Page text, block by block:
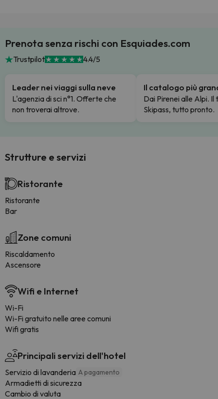
Prenota senza rischi con Esquiades.com
Trustpilot 4.4/5
Leader nei viaggi sulla neve
L'agenzia di sci n°1. Offerte che
non troverai altrove.
Il catalogo più
Dai Pirenei alle Alpi. Il
Skipass, tutto pronto.
Strutture e servizi
Ristorante
Ristorante
Bar
Zone comuni
Riscaldamento
Ascensore
Wifi e Internet
Wi-Fi
Wi-Fi gratuito nelle aree comuni
Wifi gratis
Principali servizi dell'hotel
Servizio di lavanderia A pagamento
Armadietti di sicurezza
Cambio di valuta